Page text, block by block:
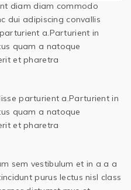
diam diam commodo
dui adipiscing convallis
a.Parturient in
quam a natoque
et pharetra
parturient a.Parturient in
quam a natoque
et pharetra
sem vestibulum et in a a a
purus lectus nisl class